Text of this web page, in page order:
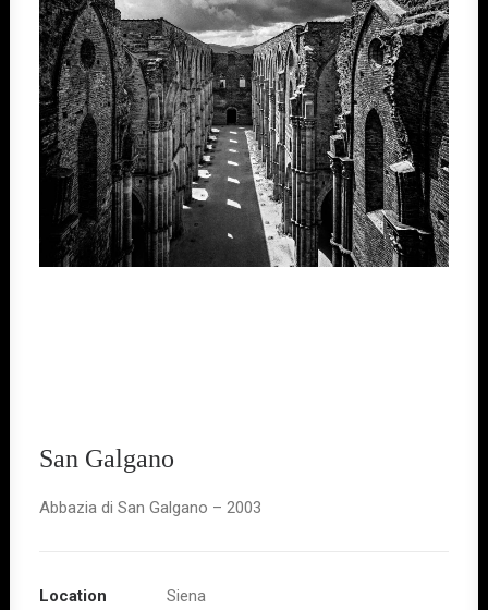
San Galgano
Abbazia di San Galgano – 2003
Location
Siena